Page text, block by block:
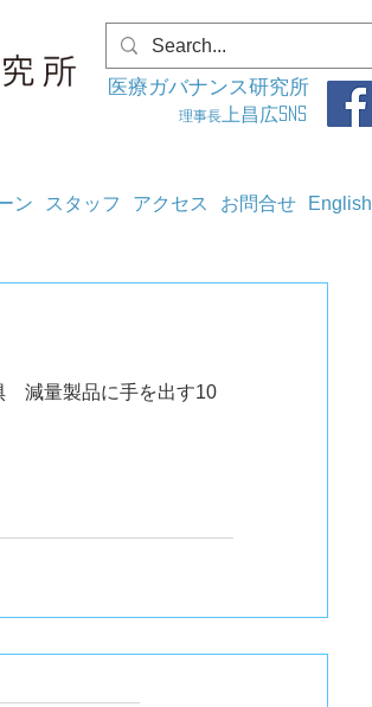
医療ガバナンス研究所
理事長 上昌広SNS
ン スタッフ アクセス お問合せ English
減量製品に手を出す10